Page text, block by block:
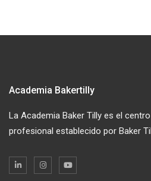
Academia Bakertilly
La Academia Baker Tilly es el
profesional establecido por Baker